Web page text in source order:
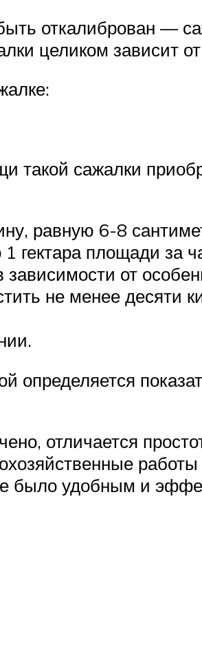
откалиброван —
целиком зависит
сажалки
равную 6-8
гектара площади за
от
не менее десяти
отличается
было удобным и